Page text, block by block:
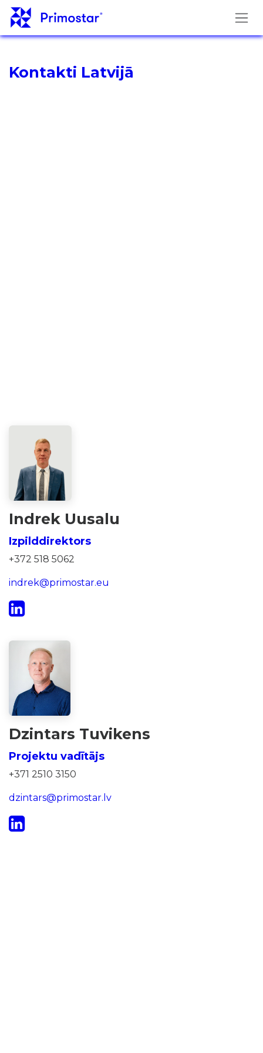
Pāriet pie satura
Kontakti Latvijā
Indrek Uusalu
Izpilddirektors
+372 518 5062
indrek@primostar.eu
Dzintars Tuvikens
Projektu vadītājs
+371 2510 3150
dzintars@primostar.lv